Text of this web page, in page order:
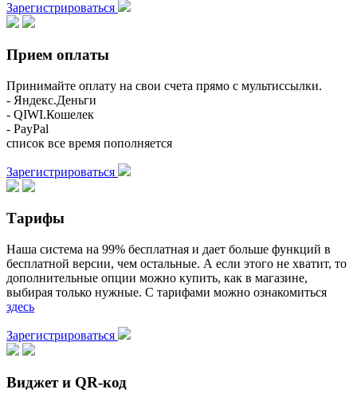
Зарегистрироваться
Прием оплаты
Принимайте оплату на свои счета прямо с мультиссылки.
- Яндекс.Деньги
- QIWI.Кошелек
- PayPal
список все время пополняется
Зарегистрироваться
Тарифы
Наша система на 99% бесплатная и дает больше функций в
бесплатной версии, чем остальные. А если этого не хватит, то
дополнительные опции можно купить, как в магазине,
выбирая только нужные. С тарифами можно ознакомиться
здесь
Зарегистрироваться
Виджет и QR-код